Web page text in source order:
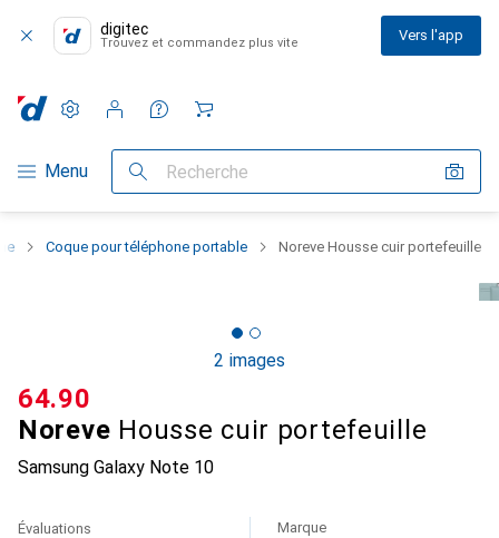
digitec
Trouvez et commandez plus vite Vers l'app
Navigation par catégorie
Menu Recherche
Paramètres
Compte client
Listes de comparaison
Listes d'envies
Panier
Coque pour téléphone portable Noreve Housse cuir portefeuille
2 images
Noreve Housse cuir portefeuille
Samsung Galaxy Note 10
CHF
64.90
Évaluations Marque